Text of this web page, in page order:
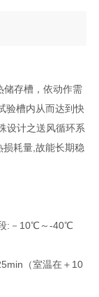
储存槽，依动作需
验槽内从而达到快
设计之送风循环系
损耗量,故能长期稳
:－10℃～-40℃
（室温在＋10